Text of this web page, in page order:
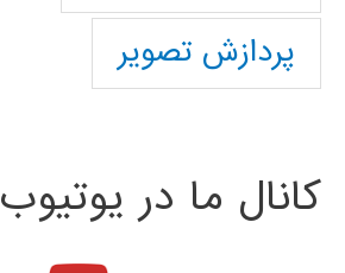
پردازش تصویر
کانال ما در یوتیوب